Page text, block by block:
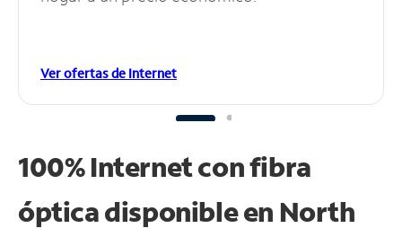
Ver ofertas de Internet
100% Internet con fibra
óptica disponible en North